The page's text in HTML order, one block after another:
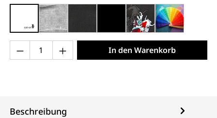
weiß, gestrichen (000x)
grau (001) schwarz, meliert (013)
schwarz matt (013x)
schwarz, Koi (035)
individuelle
Produkt Anzahl: Gib den gewünschten
In den Warenkorb
Beschreibung